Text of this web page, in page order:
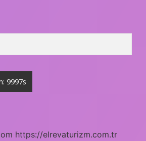
https://elrevaturizm.com.tr